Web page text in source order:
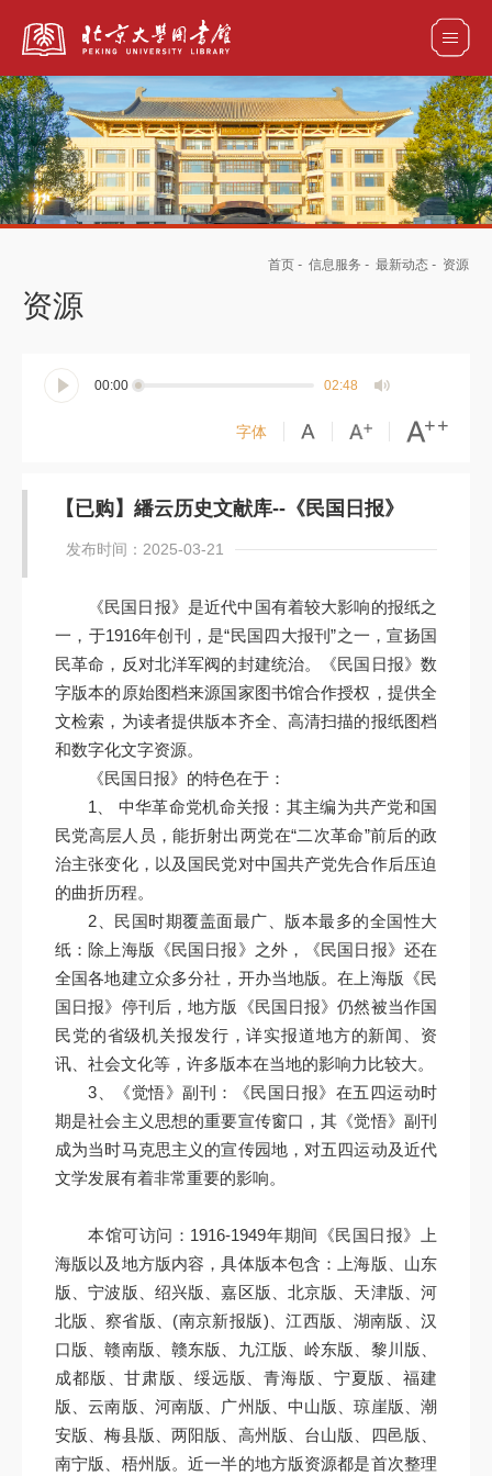
全部资源
首页 - 信息服务 - 最新动态 - 资源
资源
00:00 02:48
字体
【已购】繙云历史文献库--《民国日报》
发布时间：2025-03-21
《民国日报》是近代中国有着较大影响的报纸之
一，于1916年创刊，是“民国四大报刊”之一，宣扬国
民革命，反对北洋军阀的封建统治。《民国日报》数
字版本的原始图档来源国家图书馆合作授权，提供全
文检索，为读者提供版本齐全、高清扫描的报纸图档
和数字化文字资源。
《民国日报》的特色在于：
1、 中华革命党机命关报：其主编为共产党和国
民党高层人员，能折射出两党在“二次革命”前后的政
治主张变化，以及国民党对中国共产党先合作后压迫
的曲折历程。
2、民国时期覆盖面最广、版本最多的全国性大
纸：除上海版《民国日报》之外，《民国日报》还在
全国各地建立众多分社，开办当地版。在上海版《民
国日报》停刊后，地方版《民国日报》仍然被当作国
民党的省级机关报发行，详实报道地方的新闻、资
讯、社会文化等，许多版本在当地的影响力比较大。
3、《觉悟》副刊：《民国日报》在五四运动时
期是社会主义思想的重要宣传窗口，其《觉悟》副刊
成为当时马克思主义的宣传园地，对五四运动及近代
文学发展有着非常重要的影响。
本馆可访问：1916-1949年期间《民国日报》上
海版以及地方版内容，具体版本包含：上海版、山东
版、宁波版、绍兴版、嘉区版、北京版、天津版、河
北版、察省版、(南京新报版)、江西版、湖南版、汉
口版、赣南版、赣东版、九江版、岭东版、黎川版、
成都版、甘肃版、绥远版、青海版、宁夏版、福建
版、云南版、河南版、广州版、中山版、琼崖版、潮
安版、梅县版、两阳版、高州版、台山版、四邑版、
南宁版、梧州版。近一半的地方版资源都是首次整理